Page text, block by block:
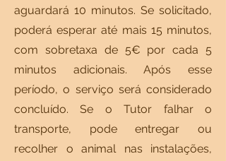
aguardará 10 minutos. Se solicitado,
poderá esperar até mais 15 minutos,
com sobretaxa de 5€ por cada 5
minutos adicionais. Após esse
período, o serviço será considerado
concluído. Se o Tutor falhar o
transporte, pode entregar ou
recolher o animal nas instalações,